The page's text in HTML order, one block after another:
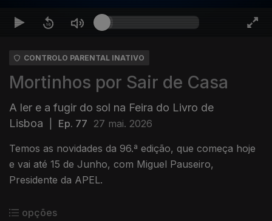
CONTROLO PARENTAL INATIVO
Mortinhos por Sair de Casa
A ler e a fugir do sol na Feira do Livro de
Lisboa
Ep. 77 27 mai. 2026
Temos as novidades da 96.ª edição, que começa hoje
e vai até 15 de Junho, com Miguel Pauseiro,
Presidente da APEL.
opções